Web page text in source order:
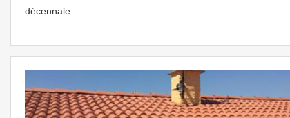
décennale.